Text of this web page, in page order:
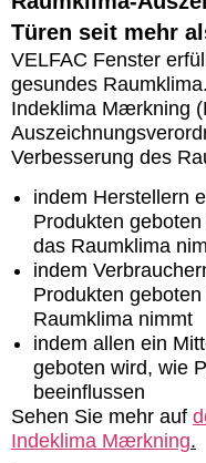
Türen seit mehr
VELFAC Fenster
gesundes
Indeklima Mærkning
Verbesserung des
indem Herstellern
Produkten
das Raumklima
indem
Produkten
Raumklima nimmt
indem allen ein
geboten wird, wie
beeinflussen
Sehen Sie mehr auf
Indeklima Mærkning.